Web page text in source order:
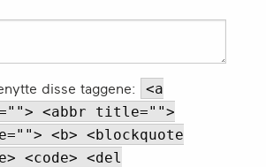
disse taggene:
<a
<abbr title="">
<b> <blockquote
<code> <del